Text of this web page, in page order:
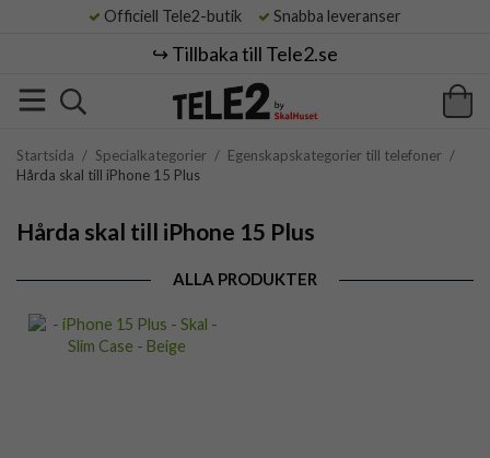
Officiell Tele2-butik Snabba leveranser
↪️ Tillbaka till Tele2.se
Startsida / Specialkategorier / Egenskapskategorier till telefoner /
Hårda skal till iPhone 15 Plus
Hårda skal till iPhone 15 Plus
ALLA PRODUKTER